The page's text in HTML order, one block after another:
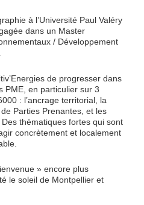
à l’Université Paul Valéry
dans un Master
/ Développement
de progresser dans
PME, en particulier sur 3
: l’ancrage territorial, la
Parties Prenantes, et les
thématiques fortes qui sont
concrètement et localement
» encore plus
le soleil de Montpellier et